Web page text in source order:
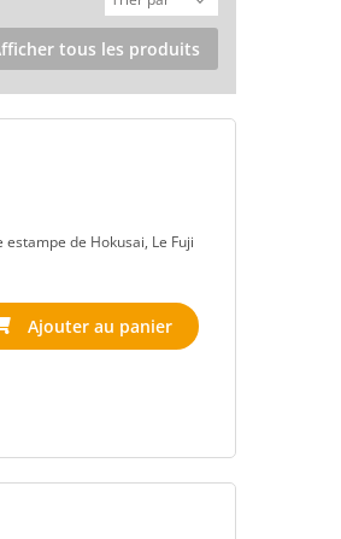
tous les produits
de Hokusai, Le Fuji